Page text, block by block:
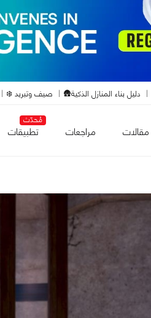
دليل بناء المنازل الذكية🛖 صيف وتبريد ❄️
مقالات مراجعات
مُحدّث
تطبيقات